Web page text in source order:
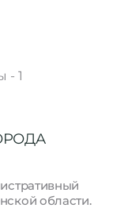
- 1
области.